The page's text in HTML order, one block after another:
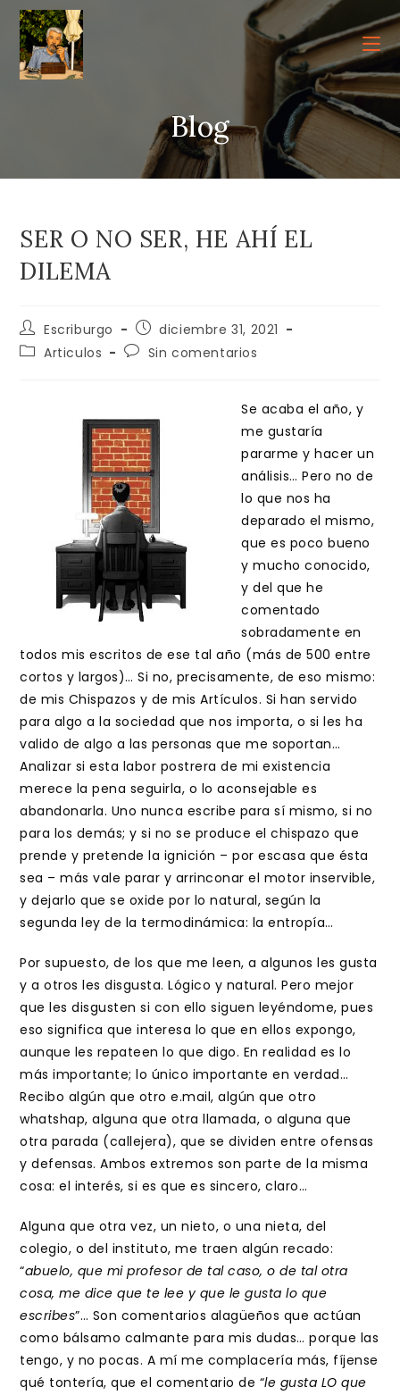
contenido
Blog
SER O NO SER, HE AHÍ EL
DILEMA
Autor
de
la
Escriburgo
Publicación
de
la
diciembre 31, 2021
Categoría
Articulos
Comentarios
Sin comentarios
Se acaba el año, y
me gustaría
pararme y hacer un
análisis… Pero no de
lo que nos ha
deparado el mismo,
que es poco bueno
y mucho conocido,
y del que he
comentado
sobradamente en
todos mis escritos de ese tal año (más de 500 entre
cortos y largos)… Si no, precisamente, de eso mismo:
de mis Chispazos y de mis Artículos. Si han servido
para algo a la sociedad que nos importa, o si les ha
valido de algo a las personas que me soportan…
Analizar si esta labor postrera de mi existencia
merece la pena seguirla, o lo aconsejable es
abandonarla. Uno nunca escribe para sí mismo, si no
para los demás; y si no se produce el chispazo que
prende y pretende la ignición – por escasa que ésta
sea – más vale parar y arrinconar el motor inservible,
y dejarlo que se oxide por lo natural, según la
segunda ley de la termodinámica: la entropía…
Por supuesto, de los que me leen, a algunos les gusta
y a otros les disgusta. Lógico y natural. Pero mejor
que les disgusten si con ello siguen leyéndome, pues
eso significa que interesa lo que en ellos expongo,
aunque les repateen lo que digo. En realidad es lo
más importante; lo único importante en verdad…
Recibo algún que otro e.mail, algún que otro
whatshap, alguna que otra llamada, o alguna que
otra parada (callejera), que se dividen entre ofensas
y defensas. Ambos extremos son parte de la misma
cosa: el interés, si es que es sincero, claro…
Alguna que otra vez, un nieto, o una nieta, del
colegio, o del instituto, me traen algún recado:
“abuelo, que mi profesor de tal caso, o de tal otra
cosa, me dice que te lee y que le gusta lo que
escribes”… Son comentarios alagüeños que actúan
como bálsamo calmante para mis dudas… porque las
tengo, y no pocas. A mí me complacería más, fíjense
qué tontería, que el comentario de “le gusta LO que